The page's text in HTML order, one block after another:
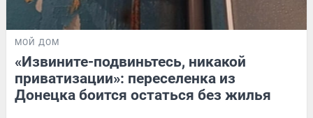
МОЙ ДОМ
«Извините-подвиньтесь, никакой
приватизации»: переселенка из
Донецка боится остаться без жилья